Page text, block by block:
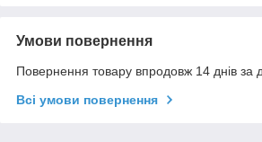
Умови повернення
Повернення товару впродовж 14 днів за
Всі умови повернення